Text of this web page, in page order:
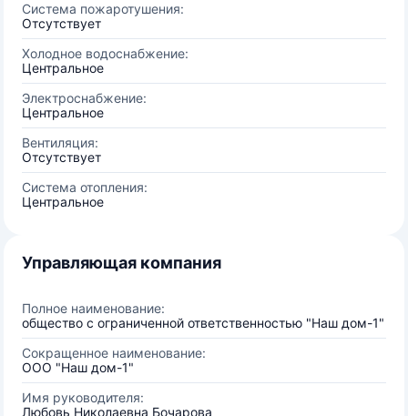
Система пожаротушения:
Отсутствует
Холодное водоснабжение:
Центральное
Электроснабжение:
Центральное
Вентиляция:
Отсутствует
Система отопления:
Центральное
Управляющая компания
Полное наименование:
общество с ограниченной ответственностью "Наш дом-1"
Сокращенное наименование:
ООО "Наш дом-1"
Имя руководителя:
Любовь Николаевна Бочарова